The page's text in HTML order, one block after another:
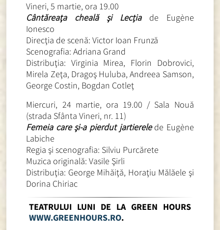
Vineri, 5 martie, ora 19.00
Cântăreaţa cheală şi Lecţiade Eugène
Ionesco
Direcţia de scenă: Victor Ioan Frunză
Scenografia: Adriana Grand
Distribuţia: Virginia Mirea, Florin Dobrovici,
Mirela Zeţa, Dragoş Huluba, Andreea Samson,
George Costin, Bogdan Cotleţ
Miercuri, 24 martie, ora 19.00 / Sala Nouă
(strada Sfânta Vineri, nr. 11)
Femeia care şi-a pierdut jartierelede Eugène
Labiche
Regia şi scenografia: Silviu Purcărete
Muzica originală: Vasile Şirli
Distribuţia: George Mihăiţă, Horaţiu Mălăele şi
Dorina Chiriac
TEATRULUI LUNI DE LA GREEN HOURS
WWW.GREENHOURS.RO.